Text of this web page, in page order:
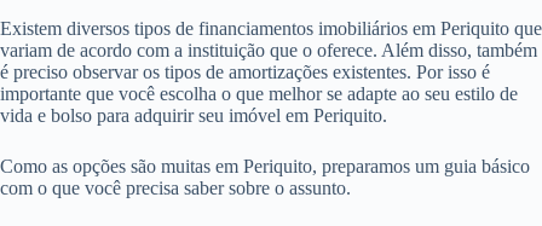
Existem diversos tipos de financiamentos imobiliários em Periquito que
variam de acordo com a instituição que o oferece. Além disso, também
é preciso observar os tipos de amortizações existentes. Por isso é
importante que você escolha o que melhor se adapte ao seu estilo de
vida e bolso para adquirir seu imóvel em Periquito.
Como as opções são muitas em Periquito, preparamos um guia básico
com o que você precisa saber sobre o assunto.